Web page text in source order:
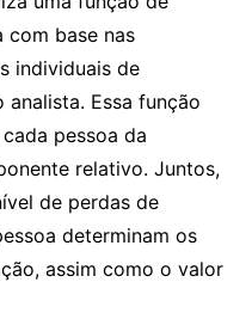
com base nas
individuais de
analista. Essa função
pessoa da
relativo. Juntos,
de perdas de
determinam os
assim como o valor